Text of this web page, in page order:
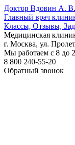
Доктор Вдовин А. В.
Главный врач
Классы, Отзывы,
Медицинская
г. Москва, ул.
Мы работаем с 8 до
8 800 240-55-20
Обратный звонок